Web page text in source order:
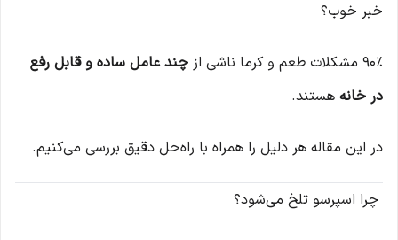
خبر خوب؟
۹۰٪ مشکلات طعم و کرما ناشی از
چند عامل ساده و قابل رفع
در خانه هستند.
در این مقاله هر دلیل را همراه با راه‌حل دقیق بررسی می‌کنیم.
چرا اسپرسو تلخ می‌شود؟